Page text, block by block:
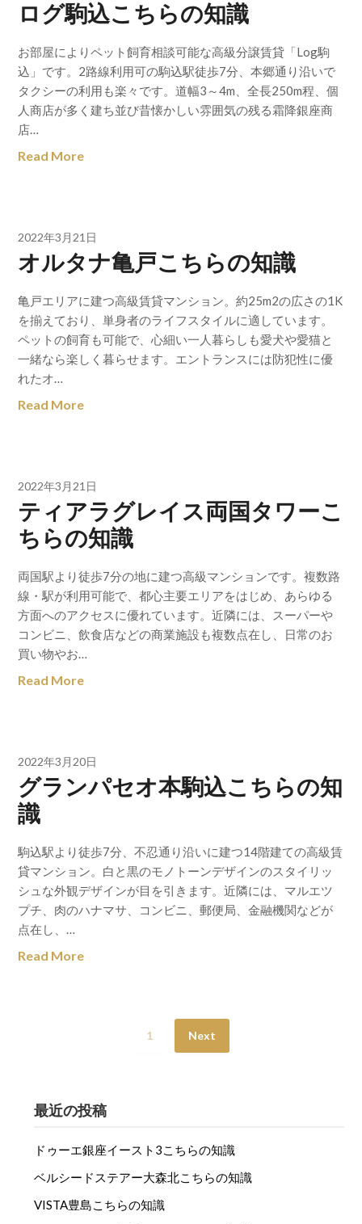
ログ駒込こちらの知識
お部屋によりペット飼育相談可能な高級分譲賃貸「Log駒
込」です。2路線利用可の駒込駅徒歩7分、本郷通り沿いで
タクシーの利用も楽々です。道幅3～4m、全長250m程、個
人商店が多く建ち並び昔懐かしい雰囲気の残る霜降銀座商
店…
Read More
2022年3月21日
オルタナ亀戸こちらの知識
亀戸エリアに建つ高級賃貸マンション。約25m2の広さの1K
を揃えており、単身者のライフスタイルに適しています。
ペットの飼育も可能で、心細い一人暮らしも愛犬や愛猫と
一緒なら楽しく暮らせます。エントランスには防犯性に優
れたオ…
Read More
2022年3月21日
ティアラグレイス両国タワーこ
ちらの知識
両国駅より徒歩7分の地に建つ高級マンションです。複数路
線・駅が利用可能で、都心主要エリアをはじめ、あらゆる
方面へのアクセスに優れています。近隣には、スーパーや
コンビニ、飲食店などの商業施設も複数点在し、日常のお
買い物やお…
Read More
2022年3月20日
グランパセオ本駒込こちらの知
識
駒込駅より徒歩7分、不忍通り沿いに建つ14階建ての高級賃
貸マンション。白と黒のモノトーンデザインのスタイリッ
シュな外観デザインが目を引きます。近隣には、マルエツ
プチ、肉のハナマサ、コンビニ、郵便局、金融機関などが
点在し、…
Read More
1 Next
最近の投稿
ドゥーエ銀座イースト3こちらの知識
ベルシードステアー大森北こちらの知識
VISTA豊島こちらの知識